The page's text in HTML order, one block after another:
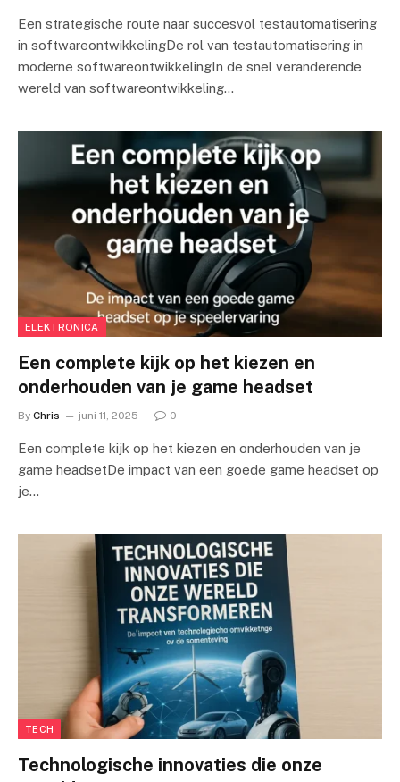
Een strategische route naar succesvol testautomatisering
in softwareontwikkelingDe rol van testautomatisering in
moderne softwareontwikkelingIn de snel veranderende
wereld van softwareontwikkeling…
ELEKTRONICA
Een complete kijk op het kiezen en
onderhouden van je game headset
By Chris juni 11, 2025 0
Een complete kijk op het kiezen en onderhouden van je
game headsetDe impact van een goede game headset op
je…
TECH
Technologische innovaties die onze